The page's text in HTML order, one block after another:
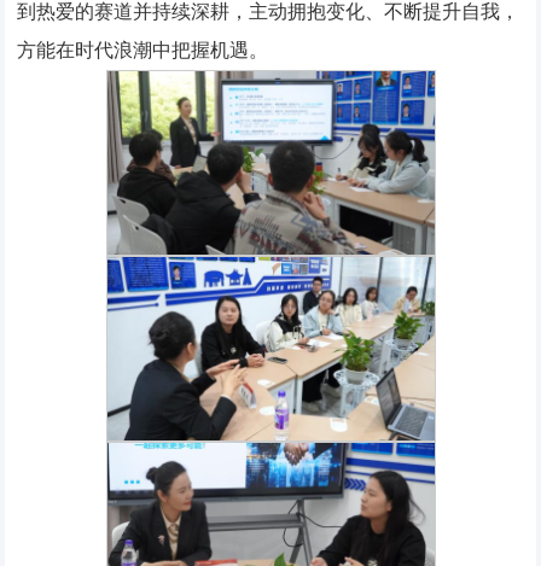
到热爱的赛道并持续深耕，主动拥抱变化、不断提升自我，
方能在时代浪潮中把握机遇。